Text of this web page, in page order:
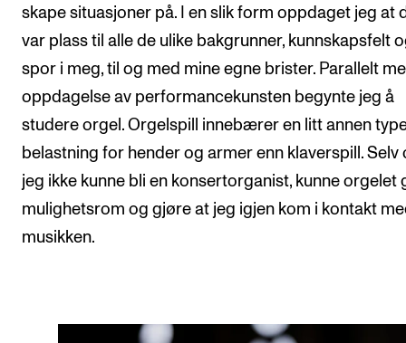
skape situasjoner på. I en slik form oppdaget jeg at
var plass til alle de ulike bakgrunner, kunnskapsfelt
spor i meg, til og med mine egne brister. Parallelt
oppdagelse av performancekunsten begynte jeg å
studere orgel. Orgelspill innebærer en litt annen
belastning for hender og armer enn klaverspill. Selv
jeg ikke kunne bli en konsertorganist, kunne orgelet
mulighetsrom og gjøre at jeg igjen kom i kontakt
musikken.